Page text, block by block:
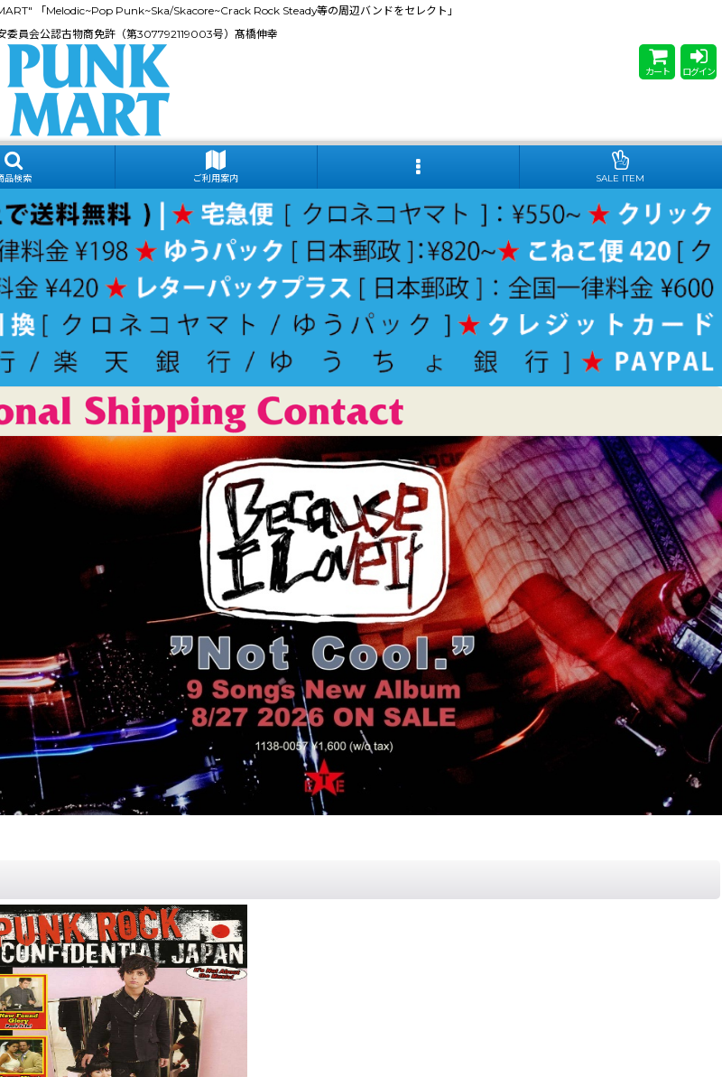
「Melodic~Pop Punk~Ska/Skacore~Crack Rock Steady等の周辺バンドをセレクト」
委員会公認古物商免許（第307792119003号）髙橋伸幸
カート ログイン
品検索 ご利用案内 SALE ITEM